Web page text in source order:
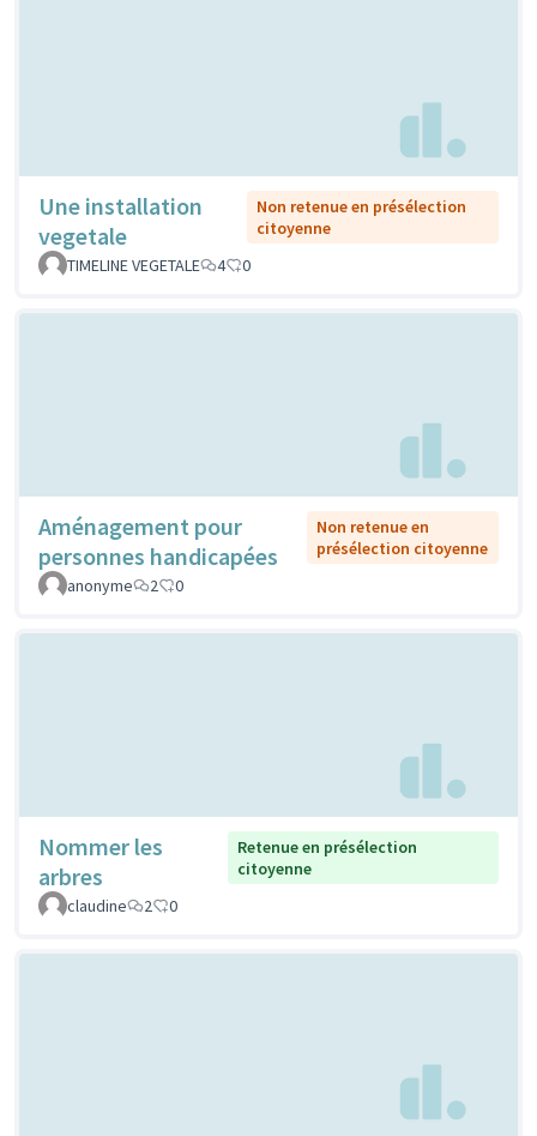
Une installation
vegetale
Non retenue en présélection
citoyenne
TIMELINE VEGETALE
4 0
Aménagement pour
personnes handicapées
Non retenue en
présélection citoyenne
anonyme
2 0
Nommer les
arbres
Retenue en présélection
citoyenne
claudine
2 0